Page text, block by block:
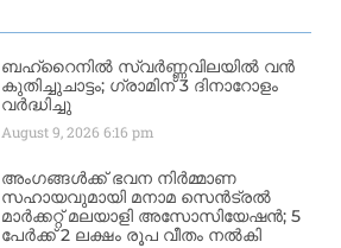
ബഹ്‌റൈനിൽ സ്വർണ്ണവിലയിൽ വൻ
കുതിച്ചുചാട്ടം; ഗ്രാമിന് 3 ദിനാറോളം
വർദ്ധിച്ചു
August 9, 20266:16 pm
അംഗങ്ങൾക്ക് ഭവന നിർമ്മാണ
സഹായവുമായി മനാമ സെൻട്രൽ
മാർക്കറ്റ് മലയാളി അസോസിയേഷൻ; 5
പേർക്ക് 2 ലക്ഷം രൂപ വീതം നൽകി